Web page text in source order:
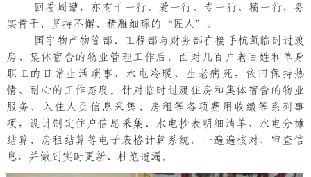
回看周遭，亦有干一行、爱一行、专一行、精一行，务
实肯干、坚持不懈、精雕细琢的“匠人”。
国宇物产物管部、工程部与财务部在接手杭氧临时过渡
房、集体宿舍的物业管理工作后，面对几百户老百姓和单身
职工的日常生活琐事、水电冷暖、生老病死，依旧保持热
情、耐心的工作态度。针对临时过渡住房和集体宿舍的物业
服务、入住人员信息采集、房租等各项费用收缴等系列事
项，设计制定住户信息采集、水电抄表明细清单、水电分摊
结算、房租结算等电子表格计算系统，一遍遍核对、审查信
息，并做到实时更新、杜绝遗漏。